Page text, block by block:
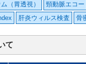
（胃透視） 頸動脈エコー
肝炎ウィルス検査 骨
て